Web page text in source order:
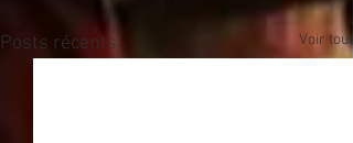
Posts récents Voir tout